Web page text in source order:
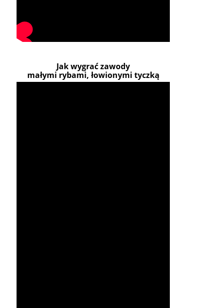
Jak wygrać zawody
małymi rybami, łowionymi tyczką